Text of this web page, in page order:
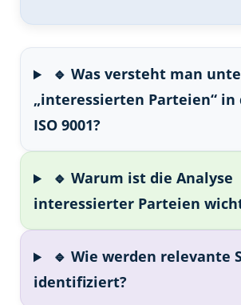
🔹 Was versteht man
„interessierten Parteien“ in
ISO 9001?
🔹 Warum ist die Analyse
interessierter Parteien
🔹 Wie werden relevante
identifiziert?